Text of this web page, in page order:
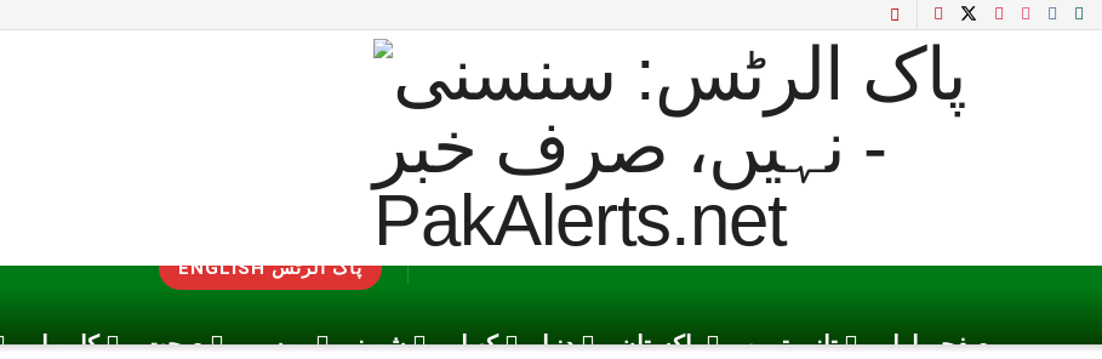
ENGLISH پاک الرٹس
کاروبار صحت موسم شوبز کھیل دنیا پاکستان تازہ ترین صفحہ اول